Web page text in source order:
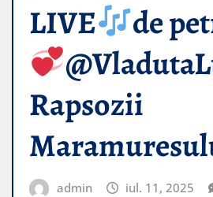
​LIVE
de
Rapsozii
admin iul. 11, 2025